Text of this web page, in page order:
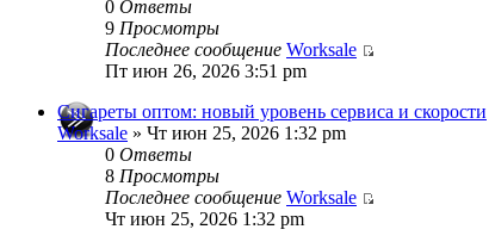
0 Ответы
9 Просмотры
Последнее сообщение Worksale
Пт июн 26, 2026 3:51 pm
Сигареты оптом: новый уровень сервиса и скорости
Worksale » Чт июн 25, 2026 1:32 pm
0 Ответы
8 Просмотры
Последнее сообщение Worksale
Чт июн 25, 2026 1:32 pm